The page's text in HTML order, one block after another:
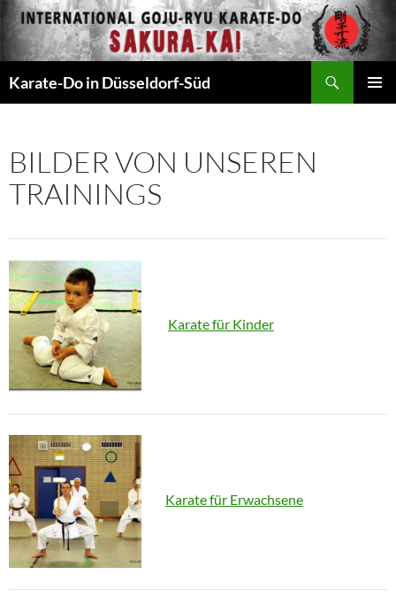
Zum
Inhalt
springen
Karate-Do in Düsseldorf-Süd
BILDER VON UNSEREN
TRAININGS
Karate für Kinder
Karate für Erwachsene